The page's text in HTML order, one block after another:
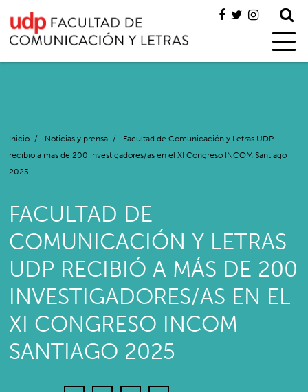
Inicio / Noticias y prensa /
Facultad de Comunicación y Letras UDP
recibió a más de 200 investigadores/as en el XI Congreso INCOM Santiago
2025
FACULTAD DE
COMUNICACIÓN Y LETRAS
UDP RECIBIÓ A MÁS DE 200
INVESTIGADORES/AS EN EL
XI CONGRESO INCOM
SANTIAGO 2025